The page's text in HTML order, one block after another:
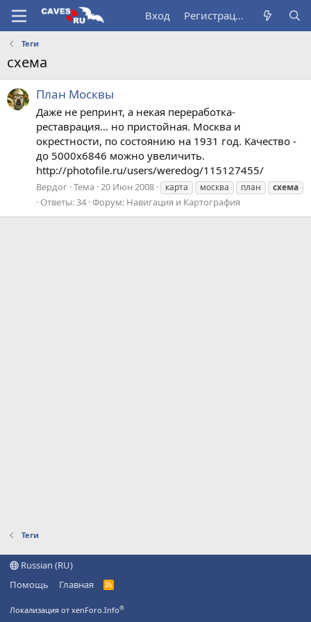
Вход Регистрация
Теги
схема
План Москвы
Даже не репринт, а некая переработка-
реставрация... но пристойная. Москва и
окрестности, по состоянию на 1931 год. Качество -
до 5000х6846 можно увеличить.
http://photofile.ru/users/weredog/115127455/
Вердог Тема 20 Июн 2008 карта москва план схема
Ответы: 34 Форум: Навигация и Картография
Теги
Russian (RU)
Помощь
Главная
R
Локализация от xenForo.Info®